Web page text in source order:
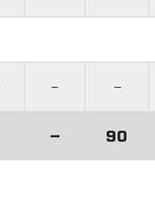
– –
– 90